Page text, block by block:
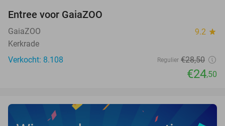
Entree voor GaiaZOO
GaiaZOO 9.2 star
Kerkrade
Verkocht: 8.108
Regulier €28,50
€24,50